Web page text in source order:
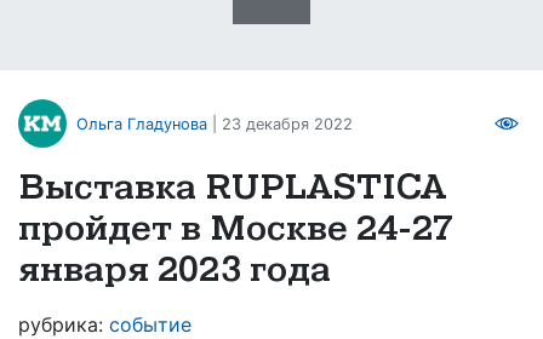
Ольга Гладунова | 23 декабря 2022
Выставка RUPLASTICA
пройдет в Москве 24-27
января 2023 года
рубрика: событие